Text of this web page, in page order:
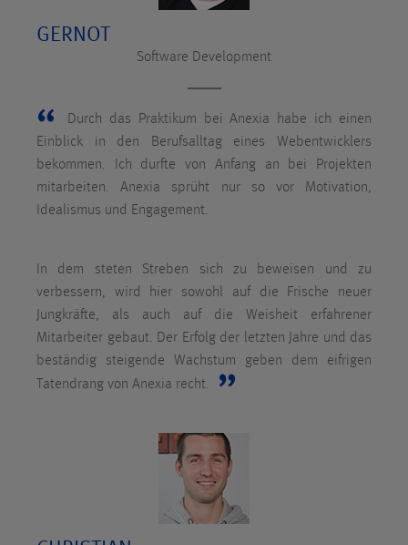
GERNOT
Software Development
Durch das Praktikum bei Anexia habe ich einen
Einblick in den Berufsalltag eines Webentwicklers
bekommen. Ich durfte von Anfang an bei Projekten
mitarbeiten. Anexia sprüht nur so vor Motivation,
Idealismus und Engagement.
In dem steten Streben sich zu beweisen und zu
verbessern, wird hier sowohl auf die Frische neuer
Jungkräfte, als auch auf die Weisheit erfahrener
Mitarbeiter gebaut. Der Erfolg der letzten Jahre und das
beständig steigende Wachstum geben dem eifrigen
Tatendrang von Anexia recht.